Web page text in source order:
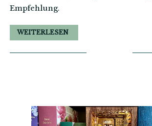
Empfehlung.
WEITERLESEN